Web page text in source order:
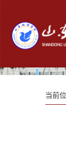
当前